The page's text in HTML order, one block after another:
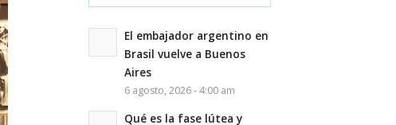
El embajador argentino en
Brasil vuelve a Buenos
Aires
6 agosto, 2026 - 4:00 am
Qué es la fase lútea y